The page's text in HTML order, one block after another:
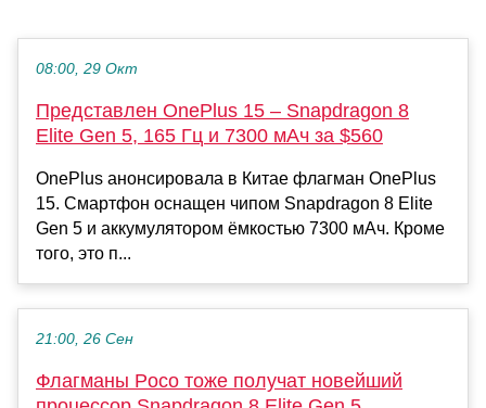
08:00, 29 Окт
Представлен OnePlus 15 – Snapdragon 8
Elite Gen 5, 165 Гц и 7300 мАч за $560
OnePlus анонсировала в Китае флагман OnePlus
15. Смартфон оснащен чипом Snapdragon 8 Elite
Gen 5 и аккумулятором ёмкостью 7300 мАч. Кроме
того, это п...
21:00, 26 Сен
Флагманы Poco тоже получат новейший